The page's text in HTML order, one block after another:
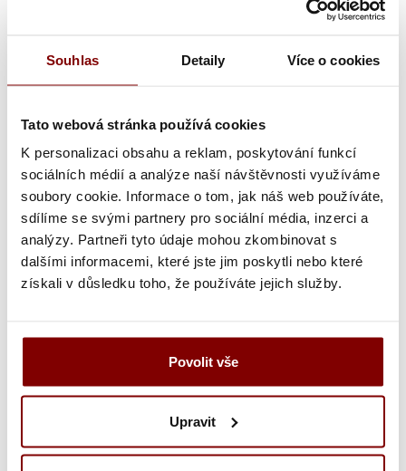
Souhlas Detaily Více o cookies
Tato webová stránka používá cookies
K personalizaci obsahu a reklam, poskytování funkcí
sociálních médií a analýze naší návštěvnosti využíváme
soubory cookie. Informace o tom, jak náš web používáte,
sdílíme se svými partnery pro sociální média, inzerci a
analýzy. Partneři tyto údaje mohou zkombinovat s
dalšími informacemi, které jste jim poskytli nebo které
získali v důsledku toho, že používáte jejich služby.
Povolit vše
Upravit
Vyšitie loga + 5.10€
Vyšití textu + 5.10€
Grafická úprava a vyšitie (logo + text) + 34.69€
Vyšitie loga a textu (bez grafickej úpravy) +
10.20€
4,98€ ks